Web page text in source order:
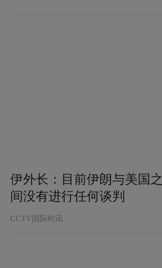
伊外长：目前伊朗与美国之
间没有进行任何谈判
CCTV国际时讯